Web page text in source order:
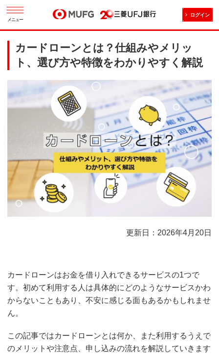
メニュー
ログイン
カードローンとは？仕組みやメリッ
ト、選び方や特徴をわかりやすく解説
更新日：2026年4月20日
カードローンはお金を借り入れできるサービスの1つで
す。初めて利用する人は具体的にどのようなサービスかわ
からないこともあり、不安に感じる面もあるかもしれませ
ん。
この記事ではカードローンとは何か、また利用するうえで
のメリットや注意点、申し込みの流れを解説していきます